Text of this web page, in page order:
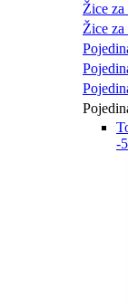
Žice
Žice za
-